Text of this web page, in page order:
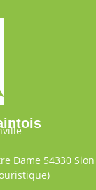
Dame 54330 Sion